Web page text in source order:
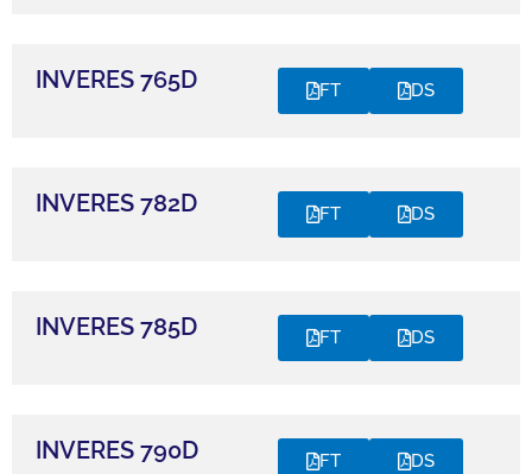
INVERES 765D FT DS
INVERES 782D FT DS
INVERES 785D FT DS
INVERES 790D FT DS